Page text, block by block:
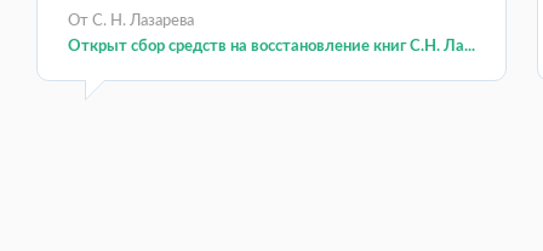
От С. Н. Лазарева
Открыт сбор средств на восстановление книг С.Н. Ла...